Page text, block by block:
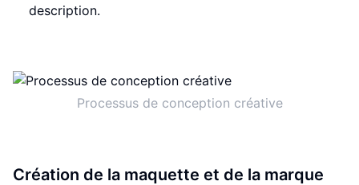
description.
Processus de conception créative
Création de la maquette et de la marque